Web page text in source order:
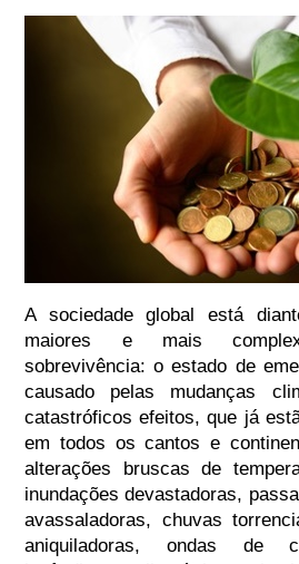
A sociedade global está
maiores e mais
sobrevivência: o estado de
causado pelas mudanças
catastróficos efeitos, que já
em todos os cantos e
alterações bruscas de
inundações devastadoras,
avassaladoras, chuvas
aniquiladoras, ondas de